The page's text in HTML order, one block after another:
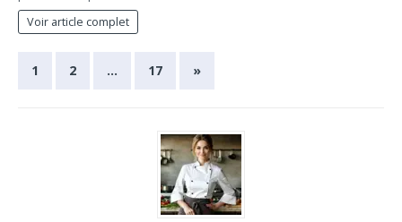
Voir article complet
1 2 … 17 »